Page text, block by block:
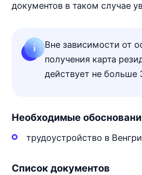
документов в таком случае
Вне зависимости от
получения карта
действует не больше
Необходимые
трудоустройство в
Список документов